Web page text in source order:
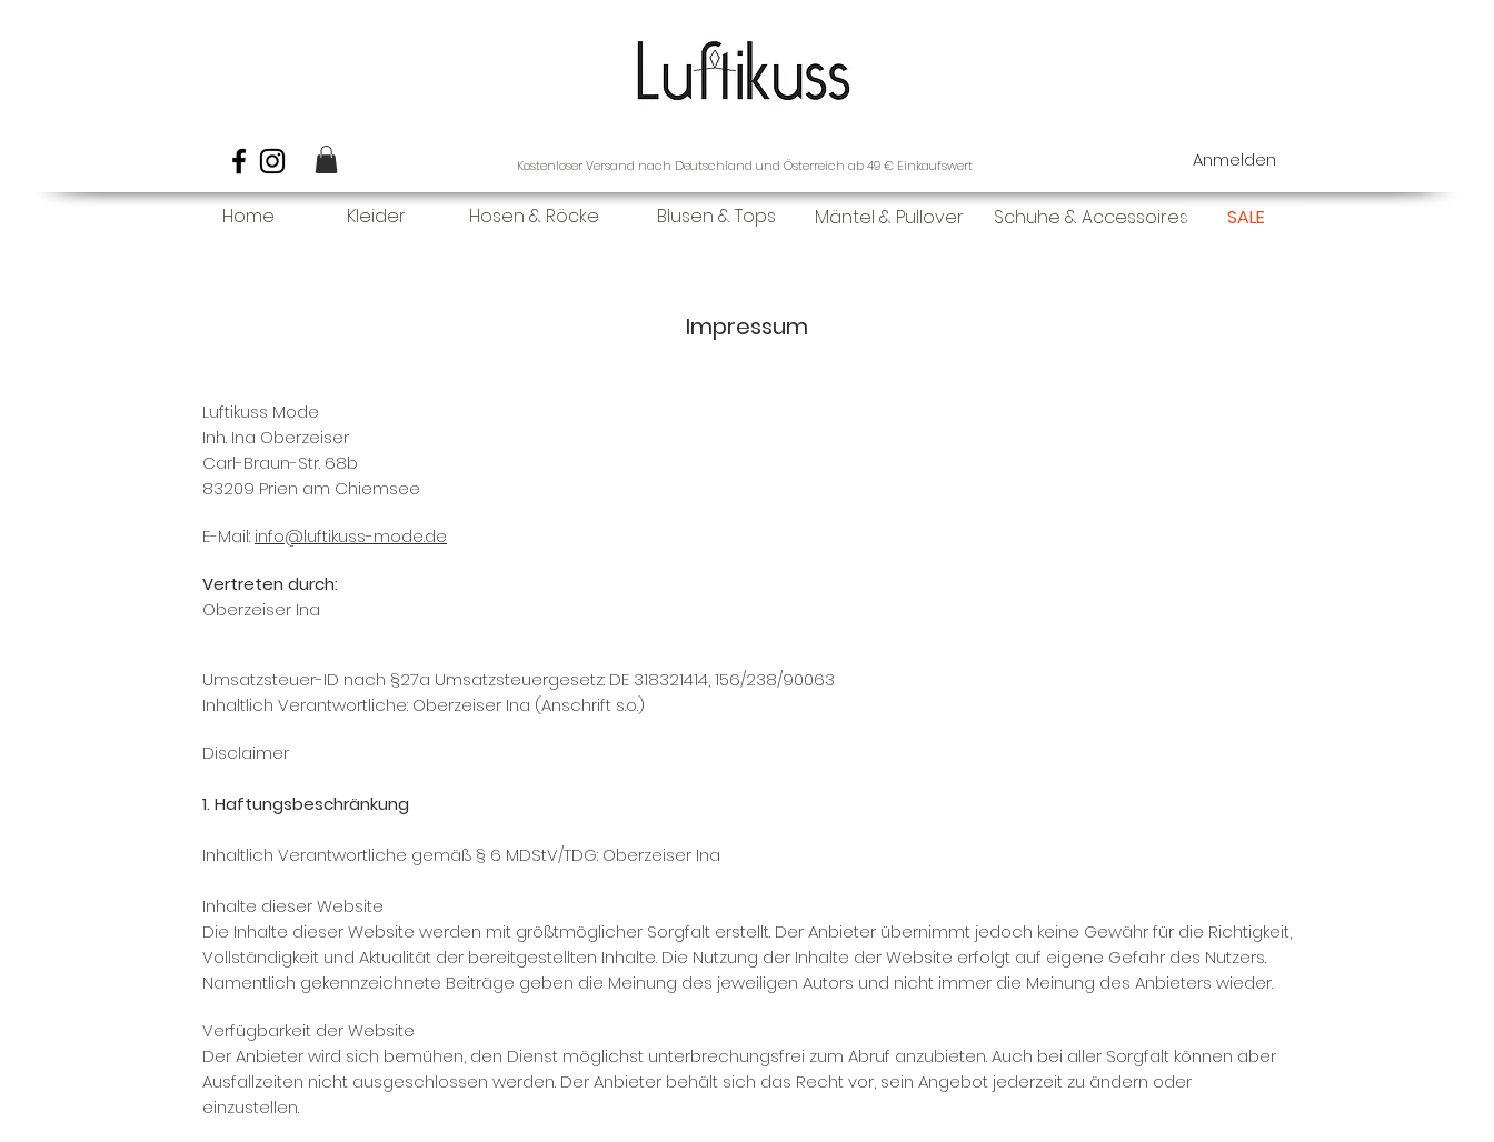
Anmelden
Home Kleider Mäntel & Pullover Schuhe & Accessoires SALE
Kostenloser Versand nach Deutschland und Österreich ab 49 € Einkaufswert
Blusen & Tops
Hosen & Röcke
Impressum
Luftikuss Mode
Inh. Ina Oberzeiser
Carl-Braun-Str. 68b
83209 Prien am Chiemsee
E-Mail: info@luftikuss-mode.de
Vertreten durch:
Oberzeiser Ina
Umsatzsteuer-ID nach §27a Umsatzsteuergesetz: DE 318321414, 156/238/90063
Inhaltlich Verantwortliche: Oberzeiser Ina (Anschrift s.o.)
Disclaimer
1. Haftungsbeschränkung
Inhaltlich Verantwortliche gemäß § 6 MDStV/TDG: Oberzeiser Ina
Inhalte dieser Website
Die Inhalte dieser Website werden mit größtmöglicher Sorgfalt erstellt. Der Anbieter übernimmt jedoch keine Gewähr für die Richtigkeit,
Vollständigkeit und Aktualität der bereitgestellten Inhalte. Die Nutzung der Inhalte der Website erfolgt auf eigene Gefahr des Nutzers.
Namentlich gekennzeichnete Beiträge geben die Meinung des jeweiligen Autors und nicht immer die Meinung des Anbieters wieder.
Verfügbarkeit der Website
Der Anbieter wird sich bemühen, den Dienst möglichst unterbrechungsfrei zum Abruf anzubieten. Auch bei aller Sorgfalt können aber
Ausfallzeiten nicht ausgeschlossen werden. Der Anbieter behält sich das Recht vor, sein Angebot jederzeit zu ändern oder
einzustellen.